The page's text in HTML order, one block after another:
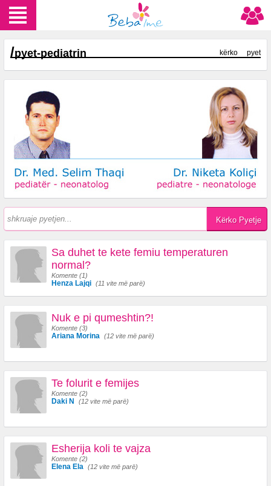
/pyet-pediatrin kërko pyet
Sa duhet te kete femiu temperaturen
normal?
Komente (1)
Henza Lajqi (11 vite më parë)
Nuk e pi qumeshtin?!
Komente (3)
Ariana Morina (12 vite më parë)
Te folurit e femijes
Komente (2)
Daki N (12 vite më parë)
Esherija koli te vajza
Komente (2)
Elena Ela (12 vite më parë)